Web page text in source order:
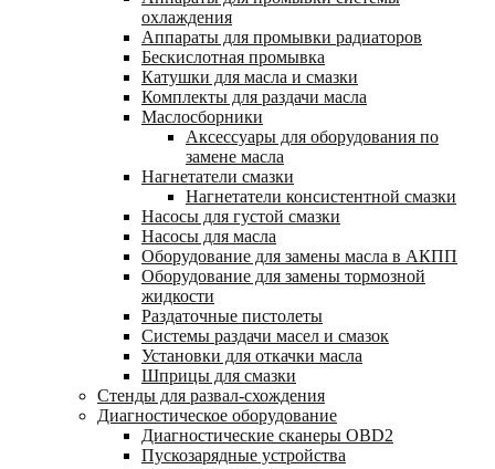
охлаждения
Аппараты для промывки радиаторов
Бескислотная промывка
Катушки для масла и смазки
Комплекты для раздачи масла
Маслосборники
Аксессуары для оборудования по
замене масла
Нагнетатели смазки
Нагнетатели консистентной смазки
Насосы для густой смазки
Насосы для масла
Оборудование для замены масла в АКПП
Оборудование для замены тормозной
жидкости
Раздаточные пистолеты
Системы раздачи масел и смазок
Установки для откачки масла
Шприцы для смазки
Стенды для развал-схождения
Диагностическое оборудование
Диагностические сканеры OBD2
Пускозарядные устройства